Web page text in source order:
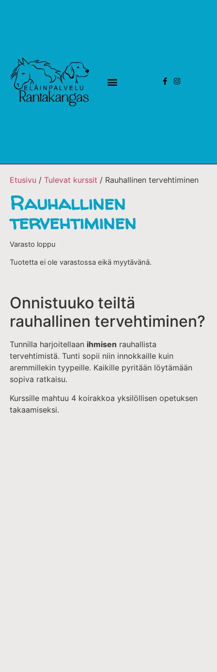
Etusivu / Tulevat kurssit / Rauhallinen tervehtiminen
Rauhallinen
tervehtiminen
Varasto loppu
Tuotetta ei ole varastossa eikä myytävänä.
Onnistuuko teiltä
rauhallinen tervehtiminen?
Tunnilla harjoitellaan ihmisen rauhallista
tervehtimistä. Tunti sopii niin innokkaille kuin
aremmillekin tyypeille. Kaikille pyritään löytämään
sopiva ratkaisu.
Kurssille mahtuu 4 koirakkoa yksilöllisen opetuksen
takaamiseksi.